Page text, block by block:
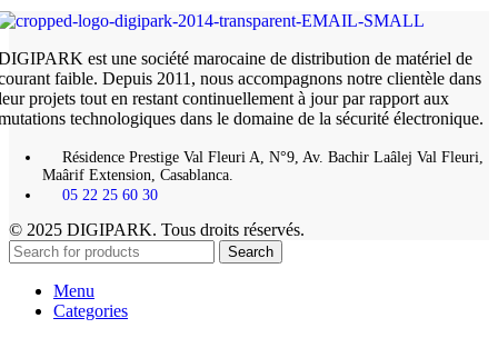
est une société marocaine de distribution de matériel de
faible. Depuis 2011, nous accompagnons notre clientèle dans
projets tout en restant continuellement à jour par rapport aux
technologiques dans le domaine de la sécurité électronique.
Résidence Prestige Val Fleuri A, N°9, Av. Bachir Laâlej Val Fleuri,
Maârif Extension, Casablanca.
05 22 25 60 30
© 2025 DIGIPARK. Tous droits réservés.
Search
Menu
Categories